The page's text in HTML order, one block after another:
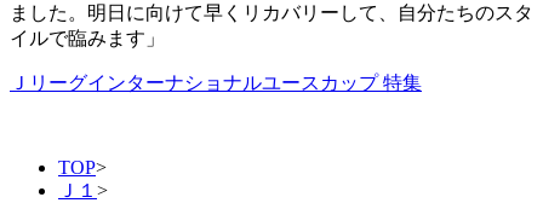
ました。明日に向けて早くリカバリーして、自分たちのスタ
イルで臨みます」
Ｊリーグインターナショナルユースカップ 特集
TOP>
Ｊ１ >